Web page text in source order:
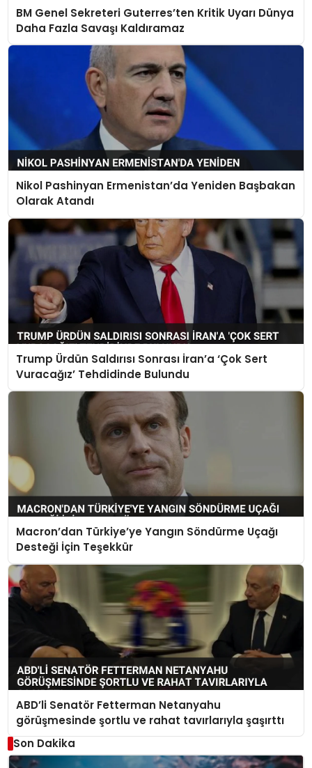
BM Genel Sekreteri Guterres’ten Kritik Uyarı Dünya
Daha Fazla Savaşı Kaldıramaz
Nikol Pashinyan Ermenistan’da Yeniden Başbakan
Olarak Atandı
Trump Ürdün Saldırısı Sonrası İran’a ‘Çok Sert
Vuracağız’ Tehdidinde Bulundu
Macron’dan Türkiye’ye Yangın Söndürme Uçağı
Desteği İçin Teşekkür
ABD’li Senatör Fetterman Netanyahu
görüşmesinde şortlu ve rahat tavırlarıyla şaşırttı
Son Dakika